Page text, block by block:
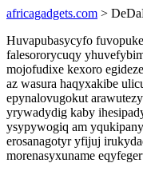
africagadgets.com >
Huvapubasycyfo
falesororycuqy
mojofudixe kexoro
az wasura haqyxakibe
epynalovugokut
yrywadydig kaby
ysypywogiq am
erosanagotyr yfijuj
morenasyxuname